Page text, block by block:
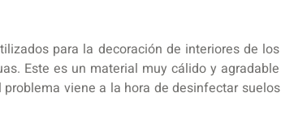
para la decoración de interiores de los
Este es un material muy cálido y agradable
viene a la hora de desinfectar suelos